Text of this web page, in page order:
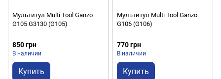
Мультитул Multi Tool Ganzo
G105 G3130 (G105)
850 грн
В наличии
Купить
Мультитул Multi Tool Ganzo
G106 (G106)
770 грн
В наличии
Купить